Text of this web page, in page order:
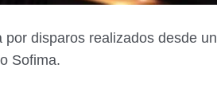
disparos realizados desde un
Sofima.